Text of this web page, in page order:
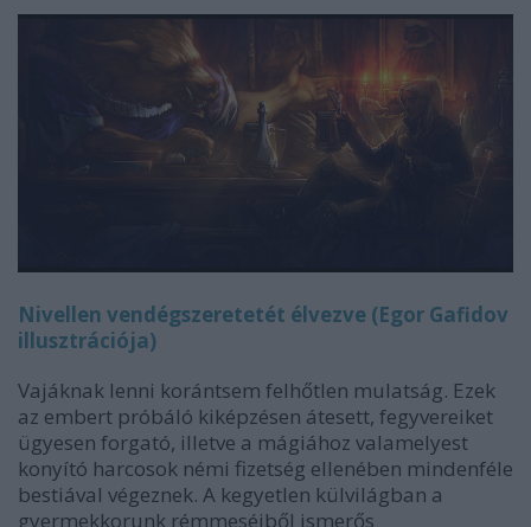
Nivellen vendégszeretetét élvezve (Egor Gafidov
illusztrációja)
Vajáknak lenni korántsem felhőtlen mulatság. Ezek
az embert próbáló kiképzésen átesett, fegyvereiket
ügyesen forgató, illetve a mágiához valamelyest
konyító harcosok némi fizetség ellenében mindenféle
bestiával végeznek. A kegyetlen külvilágban a
gyermekkorunk rémmeséiből ismerős